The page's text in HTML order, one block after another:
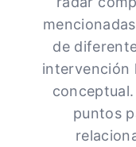
de
intervención
puntos